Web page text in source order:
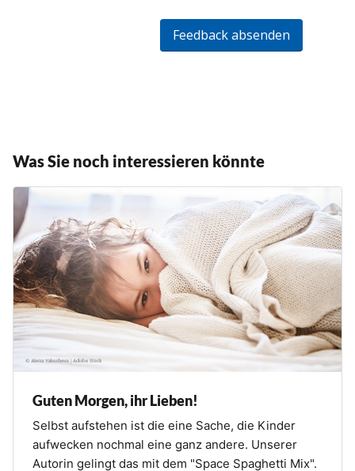
Was Sie noch interessieren könnte
Guten Morgen, ihr Lieben!
Selbst aufstehen ist die eine Sache, die Kinder
aufwecken nochmal eine ganz andere. Unserer
Autorin gelingt das mit dem "Space Spaghetti Mix".